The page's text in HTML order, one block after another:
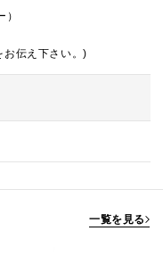
お伝え下さい。)
一覧を見る